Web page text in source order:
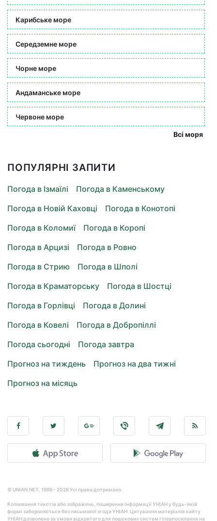
Карибське море
Середземне море
Чорне море
Андаманське море
Червоне море
Всі моря
ПОПУЛЯРНІ ЗАПИТИ
Погода в Ізмаїлі
Погода в Каменському
Погода в Новій Каховці
Погода в Конотопі
Погода в Коломиї
Погода в Коропі
Погода в Арцизі
Погода в Ровно
Погода в Стрию
Погода в Шполі
Погода в Краматорську
Погода в Шостці
Погода в Горлівці
Погода в Долині
Погода в Ковелі
Погода в Добропіллі
Погода сьогодні
Погода завтра
Прогноз на тиждень
Прогноз на два тижні
Прогноз на місяць
© UNIAN.NET, 1998 - 2026 Усі права дотримано.
Копіювання текстів або зображень, поширення інформації УНІАН у будь-якій
формі забороняється без письмової згоди УНІАН. Цитування матеріалів сайту
УНІАН дозволено за умови відкритого для пошукових систем гіперпосилання на